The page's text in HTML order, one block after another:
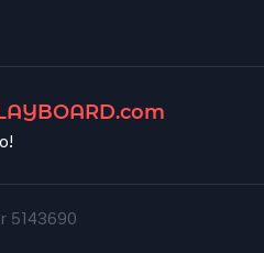
5143690